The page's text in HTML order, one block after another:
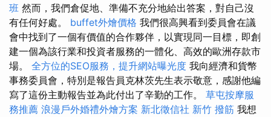
班 然而，我們倉促地、準備不充分地給出答案，對自己沒
有任何好處。 buffet外燴價格 我們很高興看到委員會在議
會中找到了一個有價值的合作夥伴，以實現同一目標，即創
建一個為該行業和投資者服務的一體化、高效的歐洲存款市
場。 全方位的SEO服務，提升網站曝光度 我向經濟和貨幣
事務委員會，特別是報告員克林茨先生表示敬意，感謝他編
寫了這份主動報告並為此付出了辛勤的工作。 草屯按摩服
務推薦 浪漫戶外婚禮外燴方案 新北徵信社 新竹 撥筋 我想